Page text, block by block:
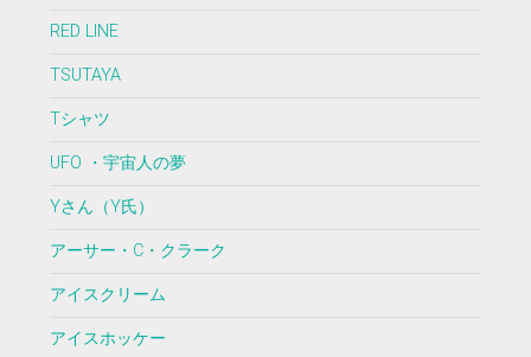
RED LINE
TSUTAYA
Tシャツ
UFO ・宇宙人の夢
Yさん（Y氏）
アーサー・C・クラーク
アイスクリーム
アイスホッケー